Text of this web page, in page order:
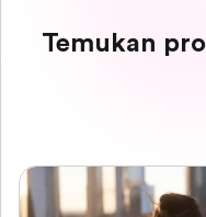
Temukan